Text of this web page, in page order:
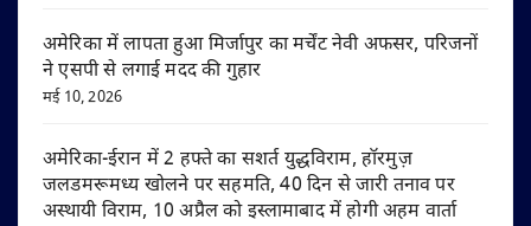
अमेरिका में लापता हुआ मिर्जापुर का मर्चेंट नेवी अफसर, परिजनों
ने एसपी से लगाई मदद की गुहार
मई 10, 2026
अमेरिका-ईरान में 2 हफ्ते का सशर्त युद्धविराम, हॉरमुज़
जलडमरूमध्य खोलने पर सहमति, 40 दिन से जारी तनाव पर
अस्थायी विराम, 10 अप्रैल को इस्लामाबाद में होगी अहम वार्ता